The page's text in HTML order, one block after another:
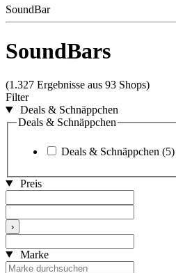
SoundBar
SoundBars
(1.327 Ergebnisse aus 93 Shops)
Filter
Deals & Schnäppchen
Deals & Schnäppchen
Deals & Schnäppchen (5)
Preis
›
Marke